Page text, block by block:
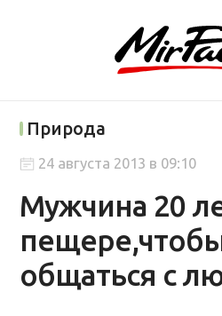
Природа
Мужчина 20
общаться с
24 августа 2013 в 09:10